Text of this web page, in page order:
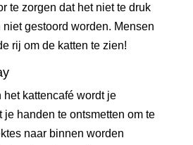
te zorgen dat het niet te druk
gestoord worden. Mensen
rij om de katten te zien!
kattencafé wordt je
je handen te ontsmetten om te
naar binnen worden